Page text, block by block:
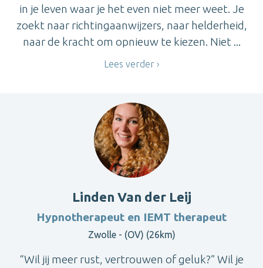
in je leven waar je het even niet meer weet. Je
zoekt naar richtingaanwijzers, naar helderheid,
naar de kracht om opnieuw te kiezen. Niet ...
Lees verder
Linden Van der Leij
Hypnotherapeut en IEMT therapeut
Zwolle - (OV) (26km)
“Wil jij meer rust, vertrouwen of geluk?” Wil je